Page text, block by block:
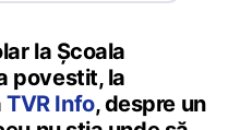
la Școala
povestit, la
TVR Info, despre un